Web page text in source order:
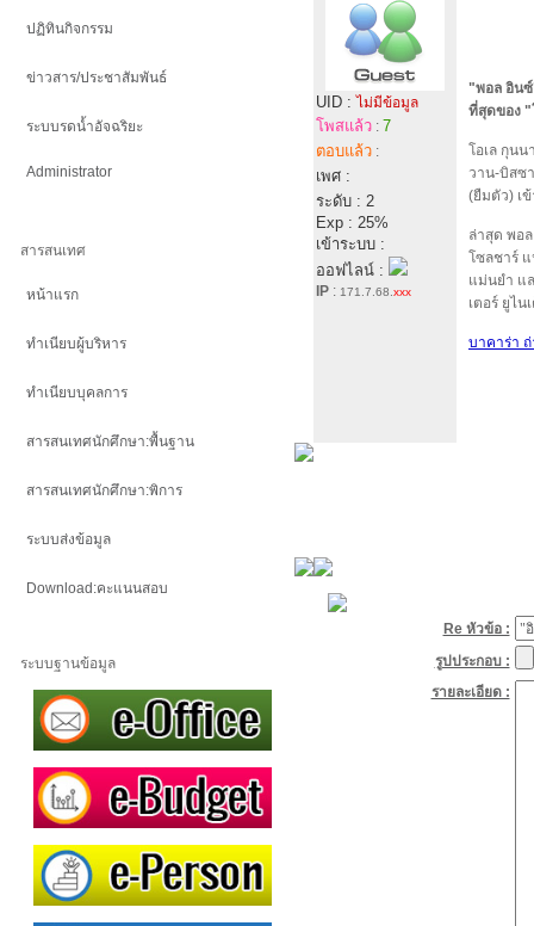
ปฏิทินกิจกรรม
ข่าวสาร/ประชาสัมพันธ์
ระบบรดน้ำอัจฉริยะ
Administrator
สารสนเทศ
หน้าแรก
ทำเนียบผู้บริหาร
ทำเนียบบุคลการ
สารสนเทศนักศึกษา:พื้นฐาน
สารสนเทศนักศึกษา:พิการ
ระบบส่งข้อมูล
Download:คะแนนสอบ
ระบบฐานข้อมูล
UID :ไม่มีข้อมูล
โพสแล้ว: 7
ตอบแล้ว:
เพศ :
ระดับ : 2
Exp : 25%
เข้าระบบ :
ออฟไลน์ :
IP: 171.7.68. xxx
"พอล อินซ์
ที่สุดของ "
โอเล กุนน
วาน-บิสซ
(ยืมตัว) เ
ล่าสุด พอ
โซลชาร์ แ
แม่นยำ แ
เตอร์ ยูไ
บาคาร่า
Re หัวข้อ :
รูปประกอบ :
รายละเอียด :